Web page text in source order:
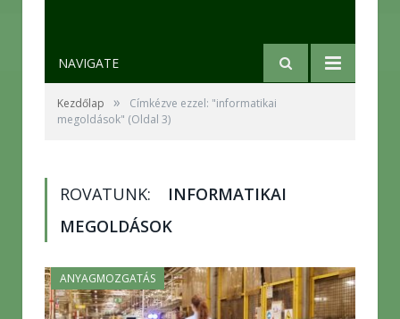
NAVIGATE
Kezdőlap »
Címkézve ezzel: "informatikai
megoldások" (Oldal 3)
ROVATUNK:
INFORMATIKAI
MEGOLDÁSOK
ANYAGMOZGATÁS